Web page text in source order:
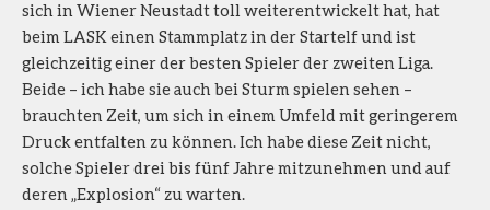
sich in Wiener Neustadt toll weiterentwickelt hat, hat
beim LASK einen Stammplatz in der Startelf und ist
gleichzeitig einer der besten Spieler der zweiten Liga.
Beide – ich habe sie auch bei Sturm spielen sehen –
brauchten Zeit, um sich in einem Umfeld mit geringerem
Druck entfalten zu können. Ich habe diese Zeit nicht,
solche Spieler drei bis fünf Jahre mitzunehmen und auf
deren „Explosion“ zu warten.